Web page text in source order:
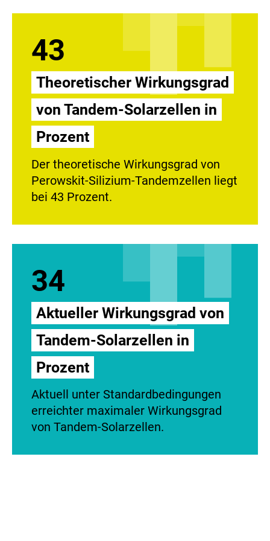
43
Theoretischer Wirkungsgrad
von Tandem-Solarzellen in
Prozent
Der theoretische Wirkungsgrad von
Perowskit-Silizium-Tandemzellen liegt
bei 43 Prozent.
34
Aktueller Wirkungsgrad von
Tandem-Solarzellen in
Prozent
Aktuell unter Standardbedingungen
erreichter maximaler Wirkungsgrad
von Tandem-Solarzellen.